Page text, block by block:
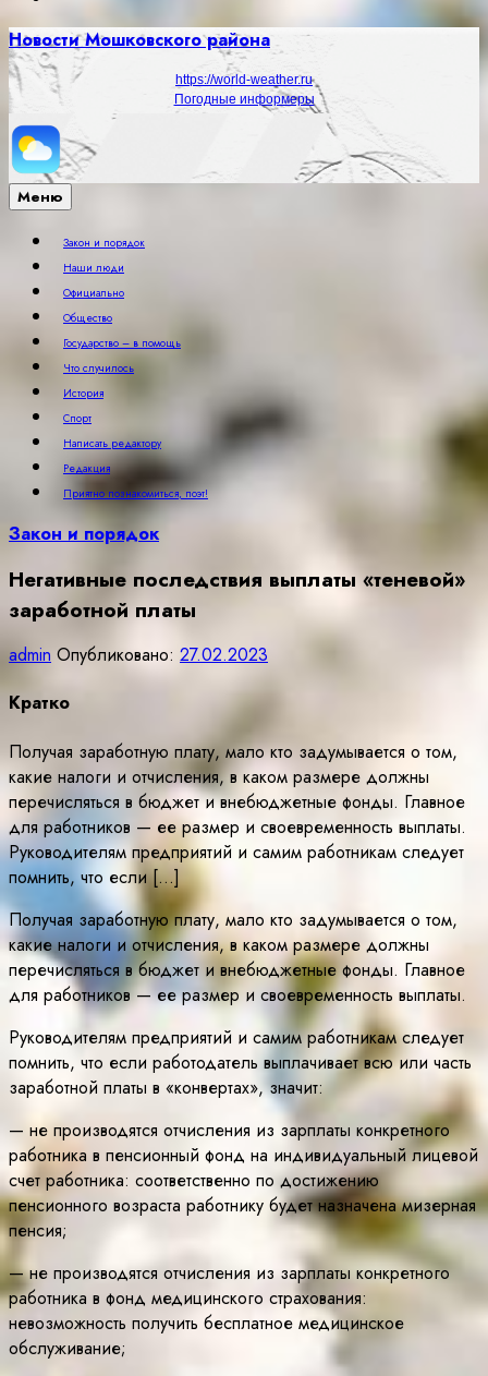
Новости Мошковского района
https://world-weather.ru
Погодные информеры
Меню
Закон и порядок
Наши люди
Официально
Общество
Государство – в помощь
Что случилось
История
Спорт
Написать редактору
Редакция
Приятно познакомиться, поэт!
Закон и порядок
Негативные последствия выплаты «теневой»
заработной платы
admin Опубликовано: 27.02.2023
Кратко
Получая заработную плату, мало кто задумывается о том,
какие налоги и отчисления, в каком размере должны
перечисляться в бюджет и внебюджетные фонды. Главное
для работников — ее размер и своевременность выплаты.
Руководителям предприятий и самим работникам следует
помнить, что если […]
Получая заработную плату, мало кто задумывается о том,
какие налоги и отчисления, в каком размере должны
перечисляться в бюджет и внебюджетные фонды. Главное
для работников — ее размер и своевременность выплаты.
Руководителям предприятий и самим работникам следует
помнить, что если работодатель выплачивает всю или часть
заработной платы в «конвертах», значит:
— не производятся отчисления из зарплаты конкретного
работника в пенсионный фонд на индивидуальный лицевой
счет работника: соответственно по достижению
пенсионного возраста работнику будет назначена мизерная
пенсия;
— не производятся отчисления из зарплаты конкретного
работника в фонд медицинского страхования:
невозможность получить бесплатное медицинское
обслуживание;